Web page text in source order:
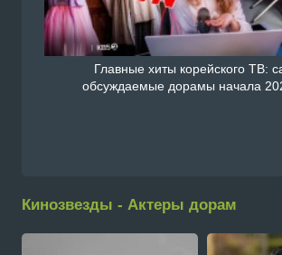
Главные хиты корейского ТВ:
обсуждаемые дорамы начала
Кинозвезды - Актеры дорам